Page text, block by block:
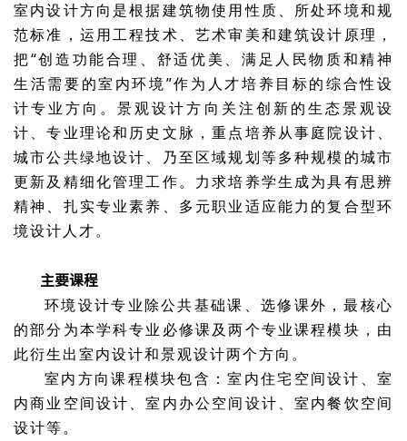
室内设计方向是根据建筑物使用性质、所处环境和规
范标准，运用工程技术、艺术审美和建筑设计原理，
把“创造功能合理、舒适优美、满足人民物质和精神
生活需要的室内环境”作为人才培养目标的综合性设
计专业方向。景观设计方向关注创新的生态景观设
计、专业理论和历史文脉，重点培养从事庭院设计、
城市公共绿地设计、乃至区域规划等多种规模的城市
更新及精细化管理工作。力求培养学生成为具有思辨
精神、扎实专业素养、多元职业适应能力的复合型环
境设计人才。
主要课程
环境设计专业除公共基础课、选修课外，最核心
的部分为本学科专业必修课及两个专业课程模块，由
此衍生出室内设计和景观设计两个方向。
室内方向课程模块包含：室内住宅空间设计、室
内商业空间设计、室内办公空间设计、室内餐饮空间
设计等。